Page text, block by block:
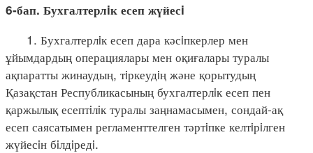
6-бап. Бухгалтерлiк есеп жүйесi
1. Бухгалтерлiк есеп дара кәсiпкерлер мен
ұйымдардың операциялары мен оқиғалары туралы
ақпаратты жинаудың, тiркеудiң және қорытудың
Қазақстан Республикасының бухгалтерлiк есеп пен
қаржылық есептiлiк туралы заңнамасымен, сондай-ақ
есеп саясатымен регламенттелген тәртiпке келтiрiлген
жүйесiн бiлдiредi.